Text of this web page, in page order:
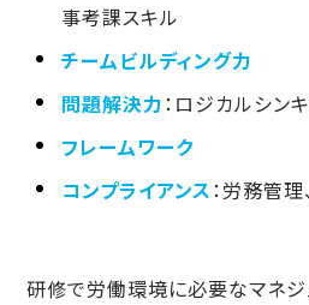
事考課スキル
チームビルディング力
問題解決力：ロジカルシン
フレームワーク
コンプライアンス：労務管理
研修で労働環境に必要なマネジ